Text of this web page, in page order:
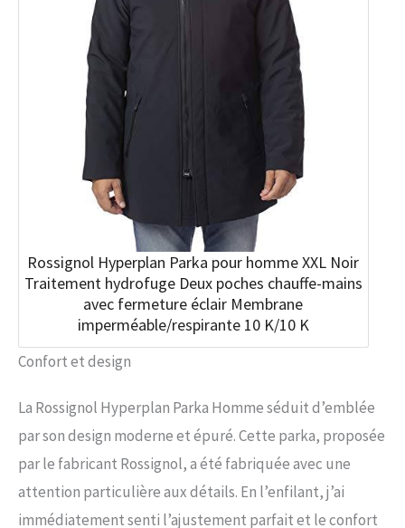
Rossignol Hyperplan Parka pour homme XXL Noir
Traitement hydrofuge Deux poches chauffe-mains
avec fermeture éclair Membrane
imperméable/respirante 10 K/10 K
Confort et design
La Rossignol Hyperplan Parka Homme séduit d’emblée
par son design moderne et épuré. Cette parka, proposée
par le fabricant Rossignol, a été fabriquée avec une
attention particulière aux détails. En l’enfilant, j’ai
immédiatement senti l’ajustement parfait et le confort